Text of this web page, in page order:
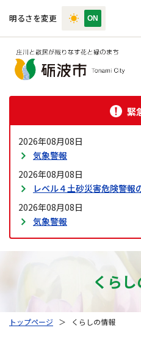
明るさを変更
緊
2026年08月08日
気象警報
2026年08月08日
レベル４土砂災害危険警報
2026年08月08日
気象警報
くら
トップページ ＞ くらしの情報